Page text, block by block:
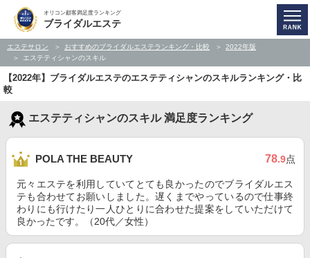
オリコン顧客満足度ランキング
ブライダルエステ
エステサロン おすすめのブライダルエステランキング・比較
2022年版
エステティシャンのスキル
【2022年】ブライダルエステのエステティシャンのスキルランキング・比
較
エステティシャンのスキル 満足度ランキング
POLA THE BEAUTY 78.9点
元々エステを利用していてとても良かったのでブライダルエス
テも合わせてお願いしました。遅くまでやっているので仕事終
わりにも行けたり一人ひとりに合わせた提案をしていただけて
良かったです。（20代／女性）